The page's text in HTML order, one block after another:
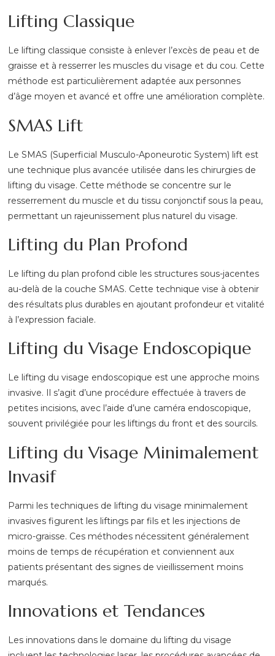
Lifting Classique
Le lifting classique consiste à enlever l’excès de peau et de
graisse et à resserrer les muscles du visage et du cou. Cette
méthode est particulièrement adaptée aux personnes
d’âge moyen et avancé et offre une amélioration complète.
SMAS Lift
Le SMAS (Superficial Musculo-Aponeurotic System) lift est
une technique plus avancée utilisée dans les chirurgies de
lifting du visage. Cette méthode se concentre sur le
resserrement du muscle et du tissu conjonctif sous la peau,
permettant un rajeunissement plus naturel du visage.
Lifting du Plan Profond
Le lifting du plan profond cible les structures sous-jacentes
au-delà de la couche SMAS. Cette technique vise à obtenir
des résultats plus durables en ajoutant profondeur et vitalité
à l’expression faciale.
Lifting du Visage Endoscopique
Le lifting du visage endoscopique est une approche moins
invasive. Il s’agit d’une procédure effectuée à travers de
petites incisions, avec l’aide d’une caméra endoscopique,
souvent privilégiée pour les liftings du front et des sourcils.
Lifting du Visage Minimalement
Invasif
Parmi les techniques de lifting du visage minimalement
invasives figurent les liftings par fils et les injections de
micro-graisse. Ces méthodes nécessitent généralement
moins de temps de récupération et conviennent aux
patients présentant des signes de vieillissement moins
marqués.
Innovations et Tendances
Les innovations dans le domaine du lifting du visage